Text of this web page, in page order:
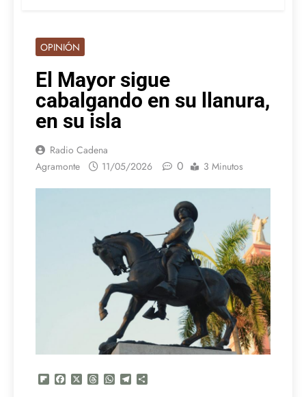
OPINIÓN
El Mayor sigue
cabalgando en su llanura,
en su isla
Radio Cadena
Agramonte
11/05/2026 0 3 Minutos
Flipboard
Facebook
X Threads
WhatsApp
Telegram